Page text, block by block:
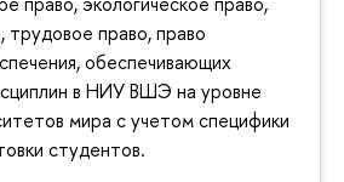
трудовое право, право
обеспечивающих
в НИУ ВШЭ на уровне
мира с учетом специфики
студентов.